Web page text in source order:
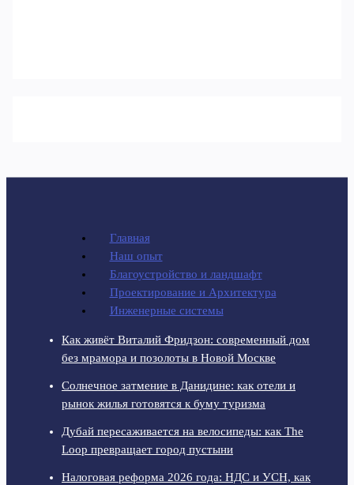
Главная
Наш опыт
Благоустройство и ландшафт
Проектирование и Архитектура
Инженерные системы
Как живёт Виталий Фридзон: современный дом
без мрамора и позолоты в Новой Москве
Солнечное затмение в Данидине: как отели и
рынок жилья готовятся к буму туризма
Дубай пересаживается на велосипеды: как The
Loop превращает город пустыни
Налоговая реформа 2026 года: НДС и УСН, как